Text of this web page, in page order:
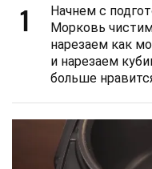
1
Начнем с
Морковь
нарезаем как
и нарезаем
больше